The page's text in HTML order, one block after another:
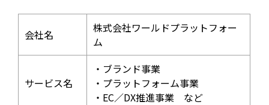
会社名
株式会社ワールドプラットフォー
ム
サービス名
・ブランド事業
・プラットフォーム事業
・EC／DX推進事業 など